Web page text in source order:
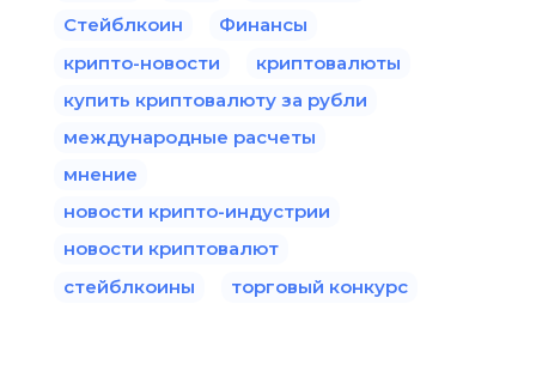
Стейблкоин
Финансы
крипто-новости
криптовалюты
купить криптовалюту за рубли
международные расчеты
мнение
новости крипто-индустрии
новости криптовалют
стейблкоины
торговый конкурс